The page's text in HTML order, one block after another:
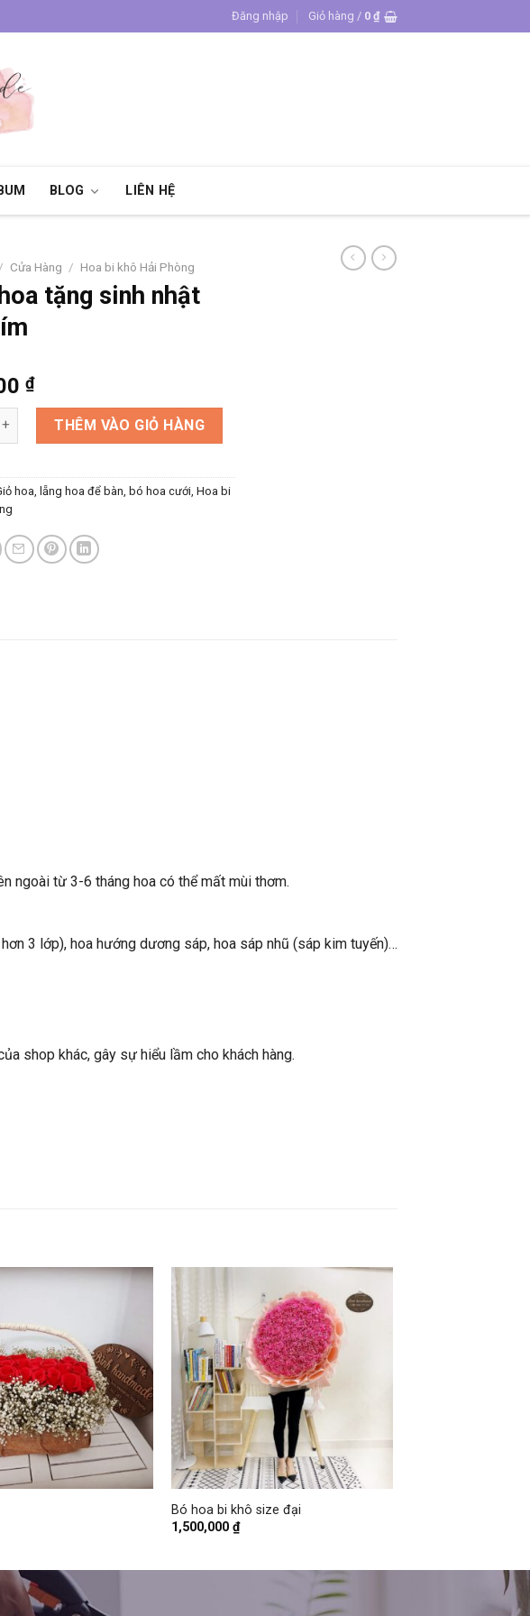
Đăng nhập Giỏ hàng / 0 ₫
BLOG LIÊN HỆ
/ Cửa Hàng / Hoa bi khô Hải Phòng
tặng sinh nhật
₫
tặng sinh nhật màu tím số lượng
THÊM VÀO GIỎ HÀNG
hoa, lẵng hoa để bàn, bó hoa cưới Hoa bi
ngoài từ 3-6 tháng hoa có thể mất mùi thơm.
3 lớp), hoa hướng dương sáp, hoa sáp nhũ (sáp kim tuyến)…
shop khác, gây sự hiểu lầm cho khách hàng.
+
Bó hoa bi khô size đại
1,500,000 ₫